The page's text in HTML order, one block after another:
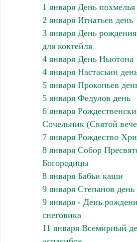
1 января День похмелья
2 января Игнатьев день
3 января День
для коктейля
4 января День Ньютона
4 января Настасьин
5 января Прокопьев
5 января Федулов день
6 января
Сочельник (Святой
7 января Рождество
8 января Собор
Богородицы
8 января Бабьи каши
9 января Степанов день
9 января - День
снеговика
11 января Всемирный